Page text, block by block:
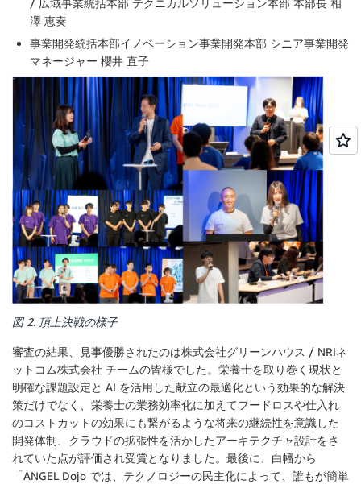
澤 恵奏
事業開発統括本部イノベーション事業開発本部 シニア事業開発
マネージャー 櫻井 直子
図 2. 頂上決戦の様子
審査の結果、見事優勝されたのは株式会社グリーンハウス / NRIネ
ットコム株式会社 チームの皆様でした。栄養士を取り巻く現状と
明確な課題設定と AI を活用した献立の最適化という効果的な解決
策だけでなく、栄養士の業務効率化に加えてフードロスや仕入れ
のコストカットの効果にも繋がるような将来の継続性を意識した
開発体制、クラウドの拡張性を活かしたアーキテクチャ設計をさ
れていた点が評価され受賞となりました。最後に、白幡から
「ANGEL Dojo では、テクノロジーの民主化によって、誰もが簡単